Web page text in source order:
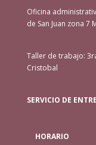
Oficina
de San Juan zona 7
Taller de trabajo:
Cristobal
SERVICIO DE
HORARIO